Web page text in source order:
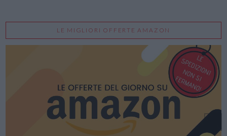
LE MIGLIORI OFFERTE AMAZON